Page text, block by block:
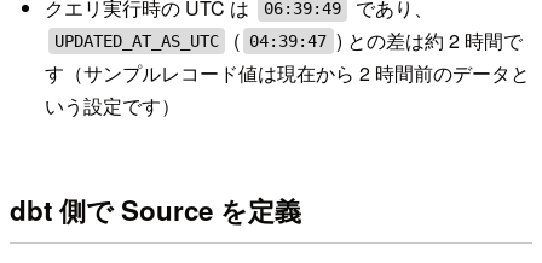
クエリ実行時の UTC は
06:39:49 であり、
UPDATED_AT_AS_UTC ( 04:39:47 ) との差は約 2 時間で
す（サンプルレコード値は現在から 2 時間前のデータと
いう設定です）
dbt 側で Source を定義